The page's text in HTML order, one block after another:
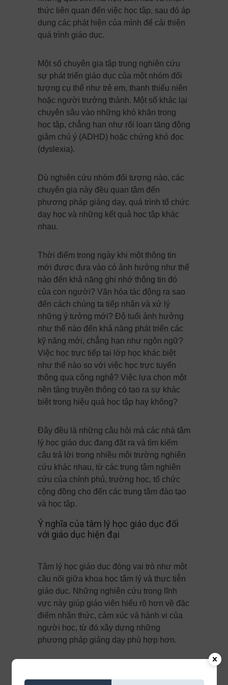
thức liên quan đến việc học tập, sau đó áp
dụng các phát hiện của mình để cải thiện
quá trình giáo dục.
Một số chuyên gia tập trung nghiên cứu
sự phát triển giáo dục của một nhóm đối
tượng cụ thể như trẻ em, thanh thiếu niên
hoặc người trưởng thành. Một số khác lại
chuyên sâu vào những khó khăn trong
học tập, chẳng hạn như rối loạn tăng động
giảm chú ý (ADHD) hoặc chứng khó đọc
(dyslexia).
Dù nghiên cứu nhóm đối tượng nào, các
chuyên gia này đều quan tâm đến
phương pháp giảng dạy, quá trình tổ chức
dạy học và những kết quả học tập khác
nhau.
Thời điểm trong ngày khi một thông tin
mới được đưa vào có ảnh hưởng như thế
nào đến khả năng ghi nhớ thông tin đó
của con người? Văn hóa tác động ra sao
đến cách chúng ta tiếp nhận và xử lý
những ý tưởng mới? Độ tuổi ảnh hưởng
như thế nào đến khả năng phát triển các
kỹ năng mới, chẳng hạn như ngôn ngữ?
Việc học trực tiếp tại lớp học khác biệt
như thế nào so với việc học trực tuyến
thông qua công nghệ? Việc lựa chọn một
nền tảng truyền thông có tạo ra sự khác
biệt trong hiệu quả học tập hay không?
Đây đều là những câu hỏi mà các nhà tâm
lý học giáo dục đang đặt ra và tìm kiếm
câu trả lời trong nhiều môi trường nghiên
cứu khác nhau, từ các trung tâm nghiên
cứu của chính phủ, trường học, tổ chức
cộng đồng cho đến các trung tâm đào tạo
và học tập.
Ý nghĩa của tâm lý học giáo dục đối
với giáo dục hiện đại
Tâm lý học giáo dục đóng vai trò như một
cầu nối giữa khoa học tâm lý và thực tiễn
giáo dục. Những nghiên cứu trong lĩnh
vực này giúp giáo viên hiểu rõ hơn về đặc
điểm nhận thức, cảm xúc và hành vi của
người học, từ đó xây dựng những
phương pháp giảng dạy phù hợp hơn.
học sinh có năng lực, hoàn cảnh, sở thích